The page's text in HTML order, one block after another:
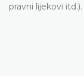
pravni lijekovi itd.).